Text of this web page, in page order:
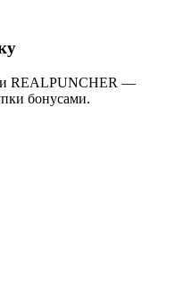
REALPUNCHER —
бонусами.